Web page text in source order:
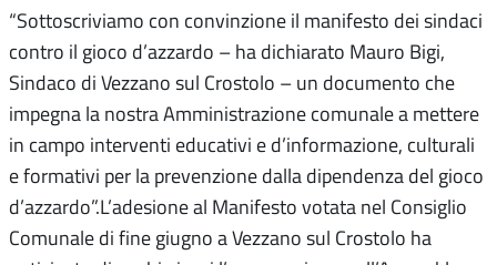
“Sottoscriviamo con convinzione il manifesto dei sindaci
contro il gioco d’azzardo – ha dichiarato Mauro Bigi,
Sindaco di Vezzano sul Crostolo – un documento che
impegna la nostra Amministrazione comunale a mettere
in campo interventi educativi e d’informazione, culturali
e formativi per la prevenzione dalla dipendenza del gioco
d’azzardo”.L’adesione al Manifesto votata nel Consiglio
Comunale di fine giugno a Vezzano sul Crostolo ha